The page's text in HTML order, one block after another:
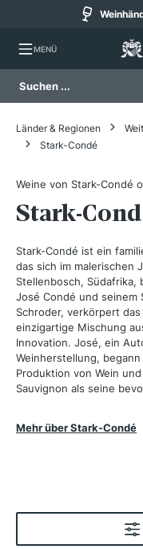
MENÜ
Länder & Regionen
Stark-Condé
Weine von Stark-Condé
Stark-
Stark-Condé ist ein
das sich im malerischen
Stellenbosch,
José Condé und seinem
Schroder, verkörpert
einzigartige Mischung
Innovation. José, ein
Weinherstellung,
Produktion von Wein
Sauvignon als seine
Mehr über Stark-Condé